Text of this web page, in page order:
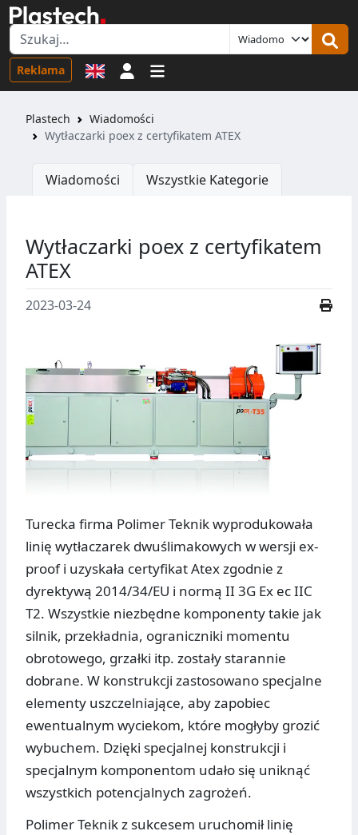
Reklama Logowanie
Plastech
Wiadomości
Wytłaczarki poex z certyfikatem ATEX
Wiadomości Wszystkie Kategorie
Wytłaczarki poex z certyfikatem
ATEX
2023-03-24
Turecka firma Polimer Teknik wyprodukowała
linię wytłaczarek dwuślimakowych w wersji ex-
proof i uzyskała certyfikat Atex zgodnie z
dyrektywą 2014/34/EU i normą II 3G Ex ec IIC
T2. Wszystkie niezbędne komponenty takie jak
silnik, przekładnia, ograniczniki momentu
obrotowego, grzałki itp. zostały starannie
dobrane. W konstrukcji zastosowano specjalne
elementy uszczelniające, aby zapobiec
ewentualnym wyciekom, które mogłyby grozić
wybuchem. Dzięki specjalnej konstrukcji i
specjalnym komponentom udało się uniknąć
wszystkich potencjalnych zagrożeń.
Polimer Teknik z sukcesem uruchomił linię